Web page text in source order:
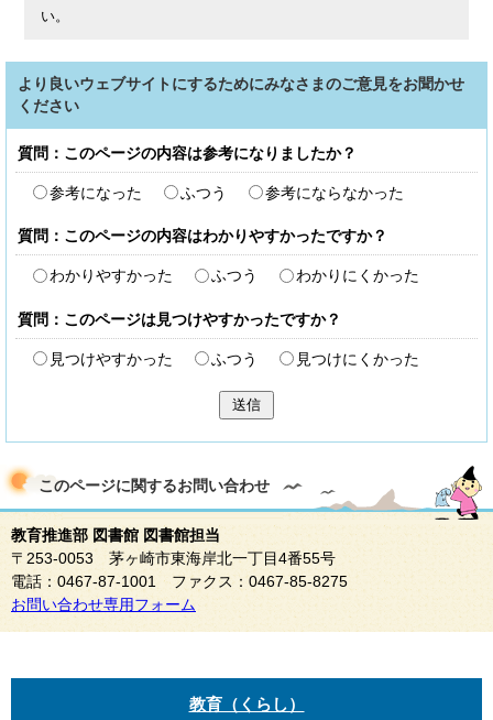
い。
より良いウェブサイトにするためにみなさまのご意見をお聞かせ
ください
質問：このページの内容は参考になりましたか？
参考になった ふつう 参考にならなかった
質問：このページの内容はわかりやすかったですか？
わかりやすかった ふつう わかりにくかった
質問：このページは見つけやすかったですか？
見つけやすかった ふつう 見つけにくかった
送信
このページに関するお問い合わせ
教育推進部 図書館 図書館担当
〒253-0053 茅ヶ崎市東海岸北一丁目4番55号
電話：0467-87-1001 ファクス：0467-85-8275
お問い合わせ専用フォーム
教育（くらし）